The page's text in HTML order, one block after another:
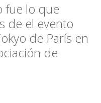
fue lo que
de el evento
de París en
de